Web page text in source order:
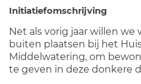
Initiatiefomschrijving
Net als vorig jaar willen
buiten plaatsen bij het
Middelwatering, om
te geven in deze donkere